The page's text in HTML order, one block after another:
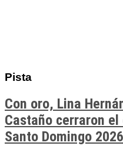
Pista
Con oro, Lina
Castaño cerraron
Santo Domingo 2026